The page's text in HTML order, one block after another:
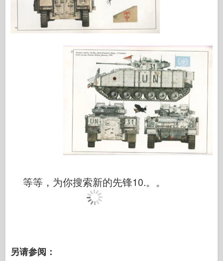
等等，为你搜索新的先锋10.。。
另请参阅：